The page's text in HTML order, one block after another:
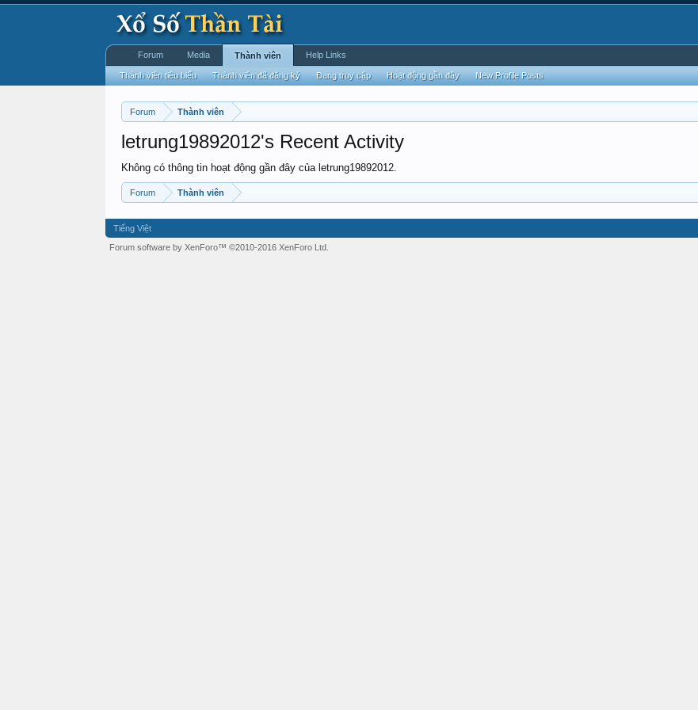
Forum Thành viên
letrung19892012's Recent Activity
Không có thông tin hoạt động gần đây của letrung19892012.
Forum Thành viên
Forum Media Thành viên
Thành viên tiêu biểu Thành viên đã đăng ký Đang truy cập Hoạt động gần đây New Profile Posts
Help Links
Tiếng Việt
Forum software by XenForo™ ©2010-2016 XenForo Ltd.